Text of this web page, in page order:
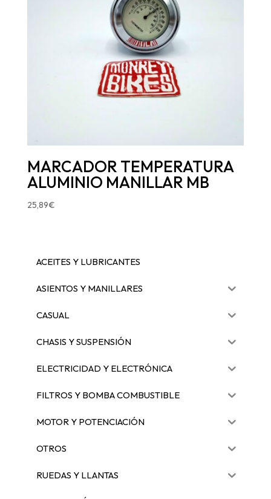
MARCADOR TEMPERATURA
ALUMINIO MANILLAR MB
25,89€
ACEITES Y LUBRICANTES
ASIENTOS Y MANILLARES
CASUAL
CHASIS Y SUSPENSIÓN
ELECTRICIDAD Y ELECTRÓNICA
FILTROS Y BOMBA COMBUSTIBLE
MOTOR Y POTENCIACIÓN
OTROS
RUEDAS Y LLANTAS